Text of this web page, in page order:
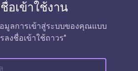
อเข้าใช้งาน
มูลการเข้าสู่ระบบของคุณแบบ
ลงชื่อเข้าใช้ถาวร"